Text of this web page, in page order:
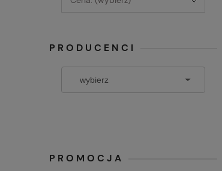
PRODUCENCI
PROMOCJA